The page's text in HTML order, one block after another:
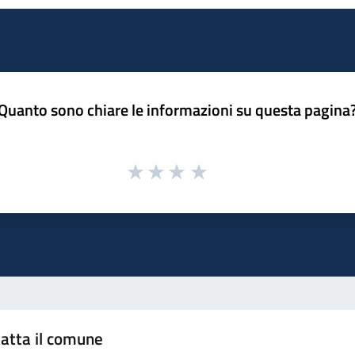
sono chiare le informazioni su questa
il comune